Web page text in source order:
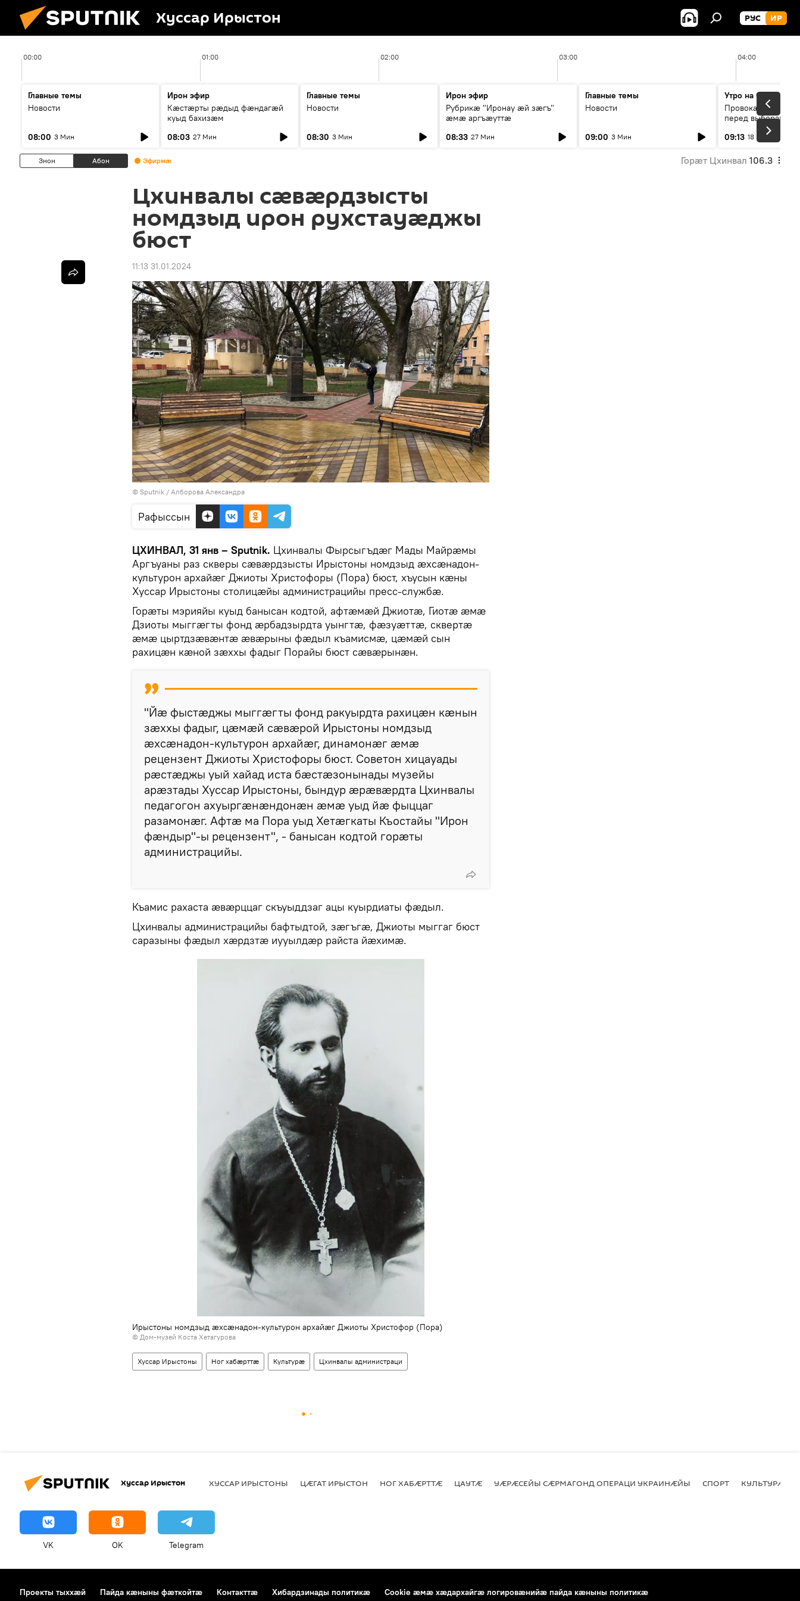
Хуссар Ирыстон РУС ИР
00:00 01:00 02:00 03:00 04:00
Главные темы
Новости
08:00 3 Мин
Ирон эфир
Кæстæрты рæдыд фæндагæй
куыд бахизæм
08:03 27 Мин
Главные темы
Новости
08:30 3 Мин
Ирон эфир
Рубрикæ "Иронау ӕй зӕгъ"
ӕмӕ аргъӕуттӕ
08:33 27 Мин
Главные темы
Новости
09:00 3 Мин
Утро на Спутнике
Провокации со
перед выборами в
09:13 18 Мин
Знон Абон Эфирмæ Горӕт Цхинвал 106.3
Цхинвалы сæвæрдзысты
номдзыд ирон рухстауæджы
бюст
11:13 31.01.2024
© Sputnik / Алборова Александра
Рафыссын
ЦХИНВАЛ, 31 янв – Sputnik. Цхинвалы Фырсыгъдæг Мады Майрæмы
Аргъуаны раз скверы сæвæрдзысты Ирыстоны номдзыд æхсæнадон-
культурон архайæг Джиоты Христофоры (Пора) бюст, хъусын кæны
Хуссар Ирыстоны столицæйы администрацийы пресс-службæ.
Горæты мэрияйы куыд банысан кодтой, афтæмæй Джиотæ, Гиотæ æмæ
Дзиоты мыггæгты фонд æрбадзырдта уынгтæ, фæзуæттæ, сквертæ
æмæ цыртдзæвæнтæ æвæрыны фæдыл къамисмæ, цæмæй сын
рахицæн кæной зæххы фадыг Порайы бюст сæвæрынæн.
"Йæ фыстæджы мыггæгты фонд ракуырдта рахицæн кæнын
зæххы фадыг, цæмæй сæвæрой Ирыстоны номдзыд
æхсæнадон-культурон архайæг, динамонæг æмæ
рецензент Джиоты Христофоры бюст. Советон хицауады
рæстæджы уый хайад иста бæстæзонынады музейы
арæзтады Хуссар Ирыстоны, бындур æрæвæрдта Цхинвалы
педагогон ахуыргæнæндонæн æмæ уыд йæ фыццаг
разамонæг. Афтæ ма Пора уыд Хетæгкаты Къостайы "Ирон
фæндыр"-ы рецензент", - банысан кодтой горæты
администрацийы.
Къамис рахаста æвæрццаг скъуыддзаг ацы куырдиаты фæдыл.
Цхинвалы администрацийы бафтыдтой, зæгъгæ, Джиоты мыггаг бюст
саразыны фæдыл хæрдзтæ иууылдæр райста йæхимæ.
Ирыстоны номдзыд æхсæнадон-культурон архайæг Джиоты Христофор (Пора)
© Дом-музей Коста Хетагурова
Хуссар Ирыстоны Ног хабӕрттӕ Культурӕ Цхинвалы администраци
Хуссар Ирыстон ХУССАР ИРЫСТОНЫ ЦӔГАТ ИРЫСТОН НОГ ХАБӔРТТӔ ЦАУТӔ УӔРӔСЕЙЫ СӔРМАГОНД ОПЕРАЦИ УКРАИНӔЙЫ СПОРТ КУЛЬТУРӔ
VK OK Telegram
Проекты тыххӕй Пайда кӕныны фӕткойтӕ Контакттӕ Хибардзинады политикæ Cookie æмæ хæдархайгæ логировæнийæ пайда кæныны политикæ